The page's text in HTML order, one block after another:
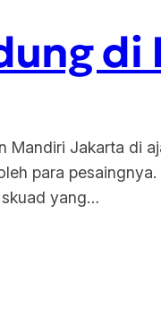
di
Mandiri Jakarta di
para
skuad yang…